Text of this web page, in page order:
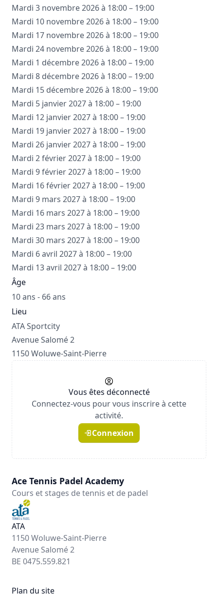
Mardi 3 novembre 2026 à 18:00 – 19:00
Mardi 10 novembre 2026 à 18:00 – 19:00
Mardi 17 novembre 2026 à 18:00 – 19:00
Mardi 24 novembre 2026 à 18:00 – 19:00
Mardi 1 décembre 2026 à 18:00 – 19:00
Mardi 8 décembre 2026 à 18:00 – 19:00
Mardi 15 décembre 2026 à 18:00 – 19:00
Mardi 5 janvier 2027 à 18:00 – 19:00
Mardi 12 janvier 2027 à 18:00 – 19:00
Mardi 19 janvier 2027 à 18:00 – 19:00
Mardi 26 janvier 2027 à 18:00 – 19:00
Mardi 2 février 2027 à 18:00 – 19:00
Mardi 9 février 2027 à 18:00 – 19:00
Mardi 16 février 2027 à 18:00 – 19:00
Mardi 9 mars 2027 à 18:00 – 19:00
Mardi 16 mars 2027 à 18:00 – 19:00
Mardi 23 mars 2027 à 18:00 – 19:00
Mardi 30 mars 2027 à 18:00 – 19:00
Mardi 6 avril 2027 à 18:00 – 19:00
Mardi 13 avril 2027 à 18:00 – 19:00
Âge
10 ans - 66 ans
Lieu
ATA Sportcity
Avenue Salomé 2
1150 Woluwe-Saint-Pierre
Vous êtes déconnecté
Connectez-vous pour vous inscrire à cette
activité.
Connexion
Ace Tennis Padel Academy
Cours et stages de tennis et de padel
ATA
1150 Woluwe-Saint-Pierre
Avenue Salomé 2
BE 0475.559.821
Plan du site